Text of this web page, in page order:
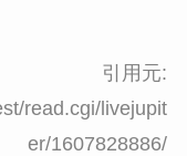
引用元:
read.cgi/livejupit
er/1607828886/